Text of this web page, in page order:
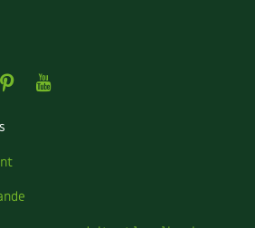
PinterestYoutube